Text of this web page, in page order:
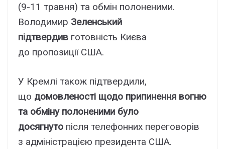
(9-11 травня) та обмін полоненими.
Володимир Зеленський
підтвердив готовність Києва
до пропозиції США.
У Кремлі також підтвердили,
що домовленості щодо припинення вогню
та обміну полоненими було
досягнуто після телефонних переговорів
з адміністрацією президента США.